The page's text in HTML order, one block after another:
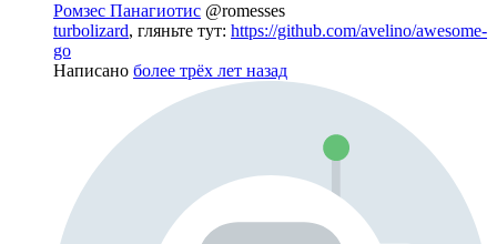
Ромзес Панагиотис @romesses
turbolizard, гляньте тут: https://github.com/avelino/awesome-
go
Написано более трёх лет назад